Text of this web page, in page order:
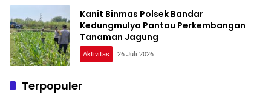
Kanit Binmas Polsek Bandar
Kedungmulyo Pantau Perkembangan
Tanaman Jagung
Aktivitas 26 Juli 2026
Terpopuler